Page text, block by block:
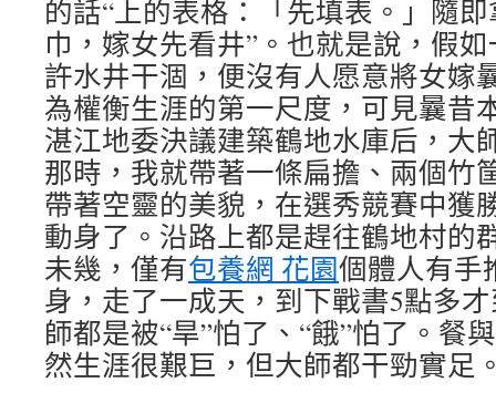
的話“上的表格：「先填表。」隨
巾，嫁女先看井”。也就是說，假
許水井干涸，便沒有人愿意將女嫁
為權衡生涯的第一尺度，可見曩昔
湛江地委決議建築鶴地水庫后，大
那時，我就帶著一條扁擔、兩個竹
帶著空靈的美貌，在選秀競賽中獲
動身了。沿路上都是趕往鶴地村的
未幾，僅有包養網 花園個體人有手
身，走了一成天，到下戰書5點多
師都是被“旱”怕了、“餓”怕了。餐
然生涯很艱巨，但大師都干勁實足